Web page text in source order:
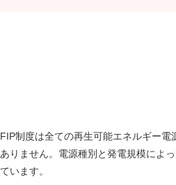
FIP制度は全ての再生可能エネルギー電
ありません。電源種別と発電規模によ
ています。